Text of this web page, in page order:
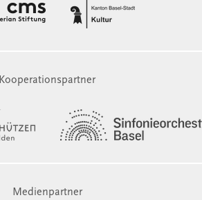
Kooperationspartner
Medienpartner